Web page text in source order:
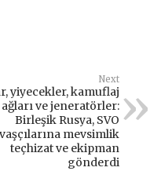
Next
yiyecekler, kamuflaj
ağları ve jeneratörler:
Birleşik Rusya, SVO
mevsimlik
teçhizat ve ekipman
gönderdi